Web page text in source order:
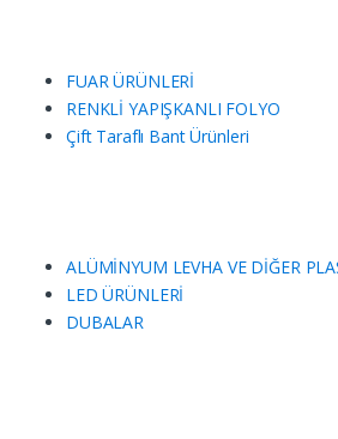
FUAR ÜRÜNLERİ
RENKLİ YAPIŞKANLI FOLYO
Çift Taraflı Bant Ürünleri
ALÜMİNYUM LEVHA VE DİĞER
LED ÜRÜNLERİ
DUBALAR